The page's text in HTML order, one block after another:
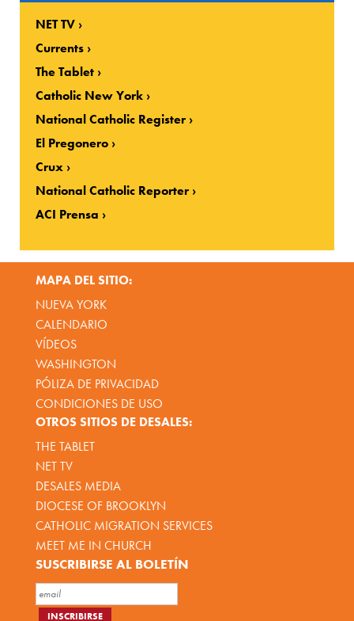
NET TV
Currents
The Tablet
Catholic New York
National Catholic Register
El Pregonero
Crux
National Catholic Reporter
ACI Prensa
MAPA DEL SITIO:
NUEVA YORK
CALENDARIO
VÍDEOS
WASHINGTON
PÓLIZA DE PRIVACIDAD
CONDICIONES DE USO
OTROS SITIOS DE DESALES:
THE TABLET
NET TV
DESALES MEDIA
DIOCESE OF BROOKLYN
CATHOLIC MIGRATION SERVICES
MEET ME IN CHURCH
SUSCRIBIRSE AL BOLETÍN